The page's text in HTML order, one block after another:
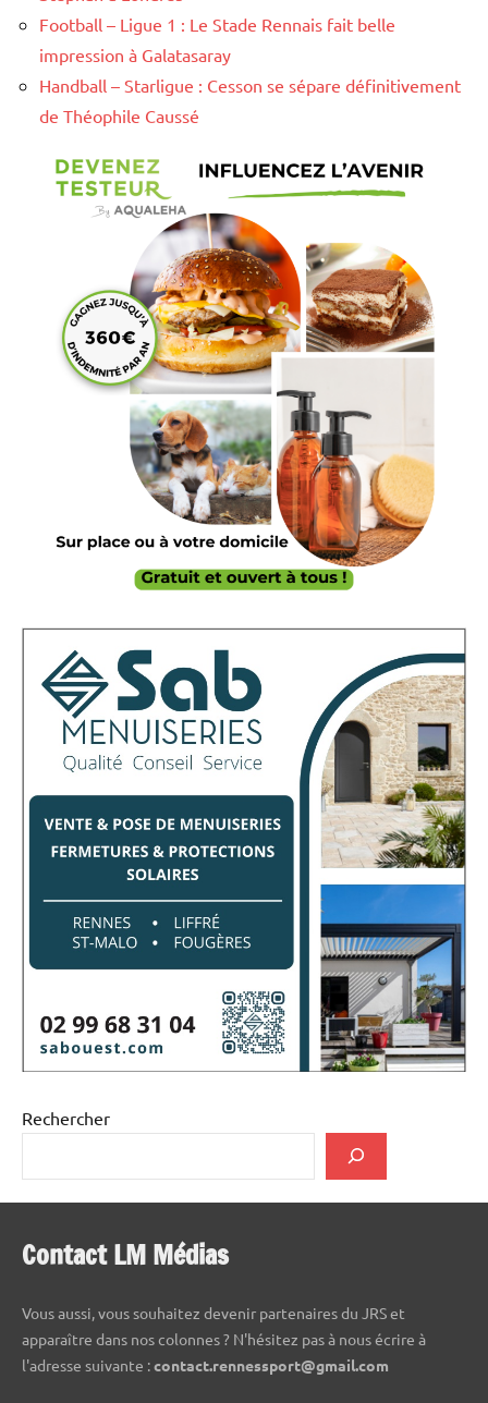
Football – Ligue 1 : Le Stade Rennais fait belle
impression à Galatasaray
Handball – Starligue : Cesson se sépare définitivement
de Théophile Caussé
Rechercher
Contact LM Médias
Vous aussi, vous souhaitez devenir partenaires du JRS et
apparaître dans nos colonnes ? N'hésitez pas à nous écrire à
l'adresse suivante :contact.rennessport@gmail.com